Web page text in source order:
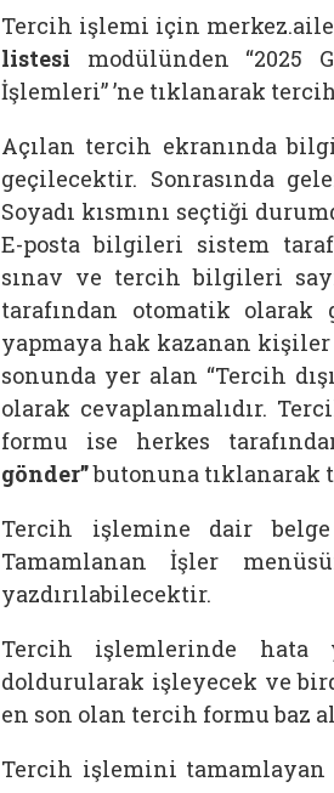
Tercih işlemi için
listesi
modülünden “2025
İşlemleri” ’ne tıklanarak
Açılan tercih ekranında
geçilecektir. Sonrasında
Soyadı kısmını seçtiği
E-posta bilgileri sistem
sınav ve tercih bilgileri
tarafından otomatik
yapmaya hak kazanan
sonunda yer alan “Tercih
olarak cevaplanmalıdır.
formu ise herkes
gönder”butonuna tıklanarak
Tercih işlemine dair belge
Tamamlanan İşler
yazdırılabilecektir.
Tercih işlemlerinde hata
doldurularak işleyecek ve
en son olan tercih formu baz
Tercih işlemini tamamlayan